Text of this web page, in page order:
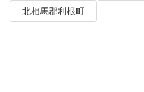
北相馬郡利根町